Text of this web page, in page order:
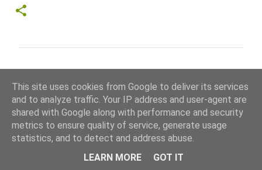
C
o
m
m
e
Modulo di contatto
This site uses cookies from Google to deliver its services
and to analyze traffic. Your IP address and user-agent are
shared with Google along with performance and security
metrics to ensure quality of service, generate usage
statistics, and to detect and address abuse.
LEARN MORE
GOT IT